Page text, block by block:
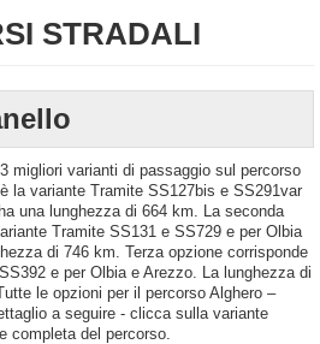
STRADALI
migliori varianti di passaggio sul percorso
la variante Tramite SS127bis e SS291var
una lunghezza di 664 km. La seconda
Tramite SS131 e SS729 e per Olbia
di 746 km. Terza opzione corrisponde
e per Olbia e Arezzo. La lunghezza di
le opzioni per il percorso Alghero –
a seguire - clicca sulla variante
completa del percorso.